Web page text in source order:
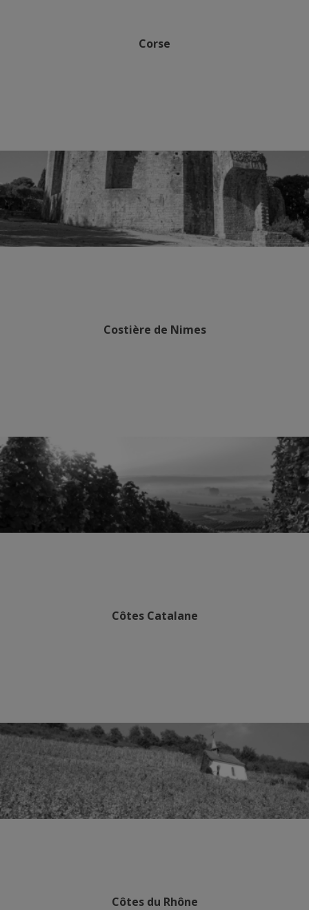
Corse
Costière de Nimes
Côtes Catalane
Côtes du Rhône